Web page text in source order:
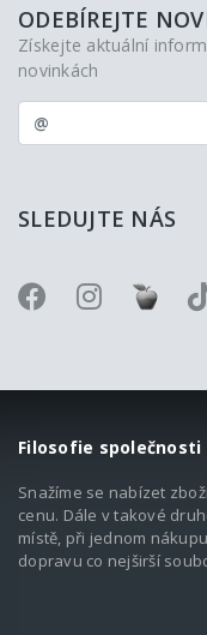
ODEBÍREJTE
Získejte aktuální
novinkách
SLEDUJTE NÁS
Filosofie společnosti
Snažíme se nabízet
cenu. Dále v takové
místě, při jednom
dopravu co nejširší